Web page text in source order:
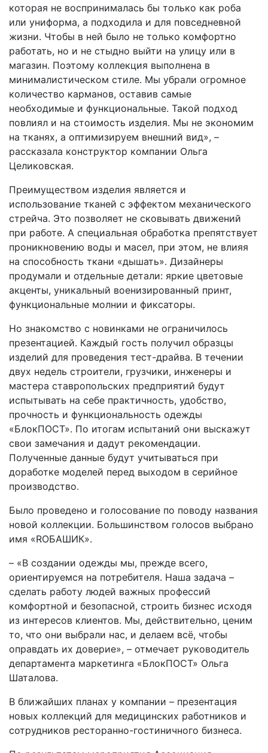
которая не воспринималась бы только как роба
или униформа, а подходила и для повседневной
жизни. Чтобы в ней было не только комфортно
работать, но и не стыдно выйти на улицу или в
магазин. Поэтому коллекция выполнена в
минималистическом стиле. Мы убрали огромное
количество карманов, оставив самые
необходимые и функциональные. Такой подход
повлиял и на стоимость изделия. Мы не экономим
на тканях, а оптимизируем внешний вид», –
рассказала конструктор компании Ольга
Целиковская.
Преимуществом изделия является и
использование тканей с эффектом механического
стрейча. Это позволяет не сковывать движений
при работе. А специальная обработка препятствует
проникновению воды и масел, при этом, не влияя
на способность ткани «дышать». Дизайнеры
продумали и отдельные детали: яркие цветовые
акценты, уникальный военизированный принт,
функциональные молнии и фиксаторы.
Но знакомство с новинками не ограничилось
презентацией. Каждый гость получил образцы
изделий для проведения тест-драйва. В течении
двух недель строители, грузчики, инженеры и
мастера ставропольских предприятий будут
испытывать на себе практичность, удобство,
прочность и функциональность одежды
«БлокПОСТ». По итогам испытаний они выскажут
свои замечания и дадут рекомендации.
Полученные данные будут учитываться при
доработке моделей перед выходом в серийное
производство.
Было проведено и голосование по поводу названия
новой коллекции. Большинством голосов выбрано
имя «RОБАШИК».
– «В создании одежды мы, прежде всего,
ориентируемся на потребителя. Наша задача –
сделать работу людей важных профессий
комфортной и безопасной, строить бизнес исходя
из интересов клиентов. Мы, действительно, ценим
то, что они выбрали нас, и делаем всё, чтобы
оправдать их доверие», – отмечает руководитель
департамента маркетинга «БлокПОСТ» Ольга
Шаталова.
В ближайших планах у компании – презентация
новых коллекций для медицинских работников и
сотрудников ресторанно-гостиничного бизнеса.